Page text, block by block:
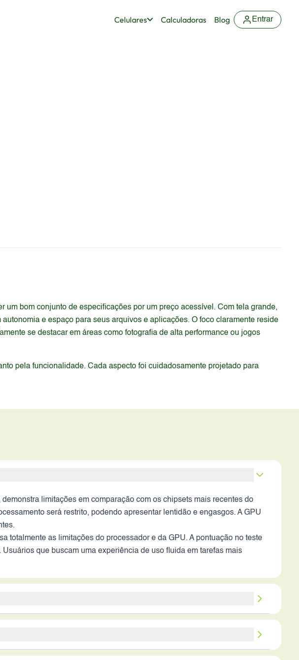
Celulares Calculadoras Blog Entrar
bom conjunto de especificações por um preço acessível. Com tela grande,
e espaço para seus arquivos e aplicações. O foco claramente reside
se destacar em áreas como fotografia de alta performance ou jogos
pela funcionalidade. Cada aspecto foi cuidadosamente projetado para
limitações em comparação com os chipsets mais recentes do
será restrito, podendo apresentar lentidão e engasgos. A GPU
totalmente as limitações do processador e da GPU. A pontuação no teste
que buscam uma experiência de uso fluida em tarefas mais
inferior nesse cenário. A ausência de estabilização óptica limita a